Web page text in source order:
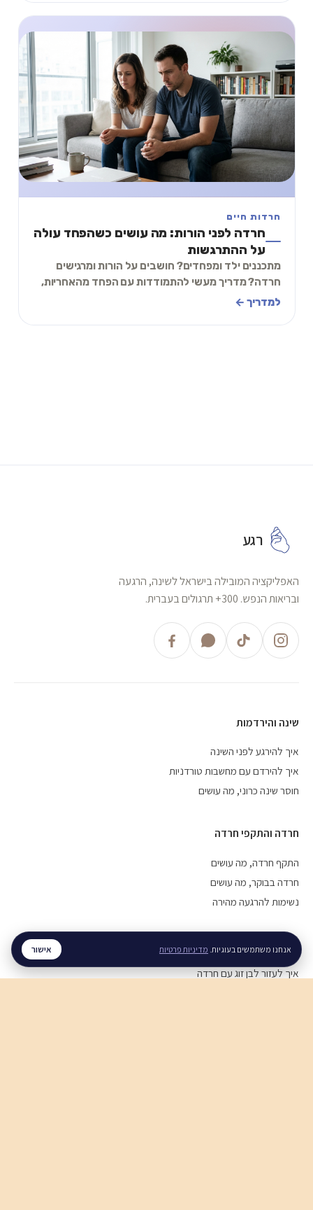
חרדות חיים
חרדה לפני הורות: מה עושים כשהפחד עולה
על ההתרגשות
מתכננים ילד ומפחדים? חושבים על הורות ומרגישים
חרדה? מדריך מעשי להתמודדות עם הפחד מהאחריות,
השינוי, והלא נודע.
למדריך ←
רגע
האפליקציה המובילה בישראל לשינה, הרגעה
ובריאות הנפש. 300+ תרגולים בעברית.
שינה והירדמות
איך להירגע לפני השינה
איך להירדם עם מחשבות טורדניות
חוסר שינה כרוני, מה עושים
חרדה והתקפי חרדה
התקף חרדה, מה עושים
חרדה בבוקר, מה עושים
נשימות להרגעה מהירה
מערכות יחסים
איך לעזור לבן זוג עם חרדה
אנחנו משתמשים בעוגיות. מדיניות פרטיות אישור